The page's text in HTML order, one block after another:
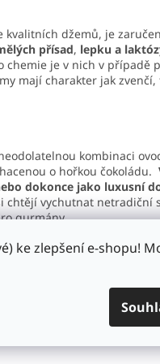
ke zlepšení e-shopu!
kvalitních džemů, je
přísad, lepku a
chemie je v nich v případě
mají charakter jak zvenčí,
kombinaci
o hořkou čokoládu.
dokonce jako luxusní
chtějí vychutnat netradiční
gurmány.
cukr, vanilka),
zahušťovadlo: citrusový